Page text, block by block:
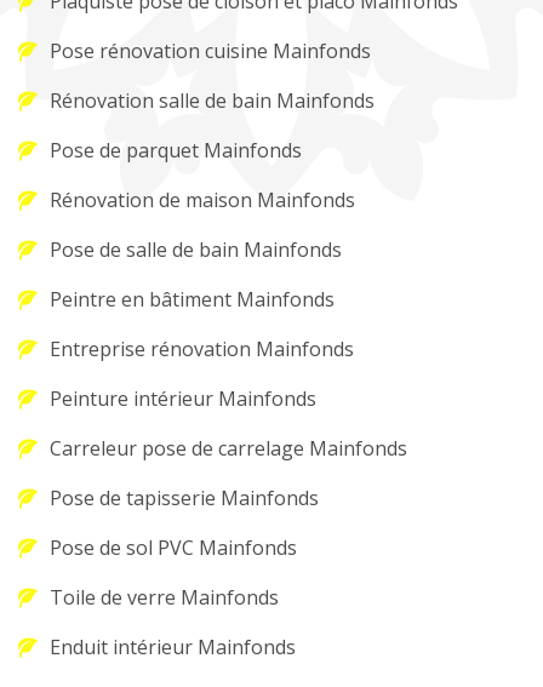
Pose rénovation cuisine Mainfonds
Rénovation salle de bain Mainfonds
Pose de parquet Mainfonds
Rénovation de maison Mainfonds
Pose de salle de bain Mainfonds
Peintre en bâtiment Mainfonds
Entreprise rénovation Mainfonds
Peinture intérieur Mainfonds
Carreleur pose de carrelage Mainfonds
Pose de tapisserie Mainfonds
Pose de sol PVC Mainfonds
Toile de verre Mainfonds
Enduit intérieur Mainfonds